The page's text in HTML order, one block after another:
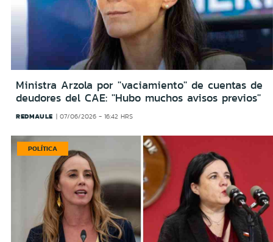
Ministra Arzola por ''vaciamiento'' de cuentas de
deudores del CAE: ''Hubo muchos avisos previos''
REDMAULE 07/06/2026 - 16:42 HRS
POLÍTICA